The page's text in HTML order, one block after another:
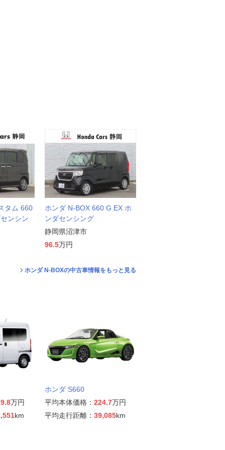
タム 660
ンシン
ホンダ N-BOX 660 G EX ホ
ンダセンシング
静岡県沼津市
96.5万円
ホンダ N-BOXの中古車情報をもっと見る
万円
km
ホンダ S660
平均本体価格： 224.7万円
平均走行距離： 39,085km